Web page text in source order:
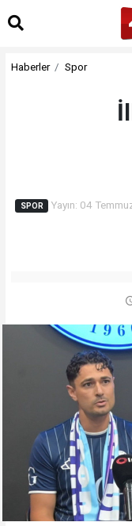
Haberler Spor
SPOR
Yayın: 04